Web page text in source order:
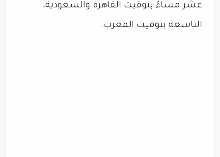
عشر مساءً بتوقيت القاهرة والسعودية،
التاسعة بتوقيت المغرب.